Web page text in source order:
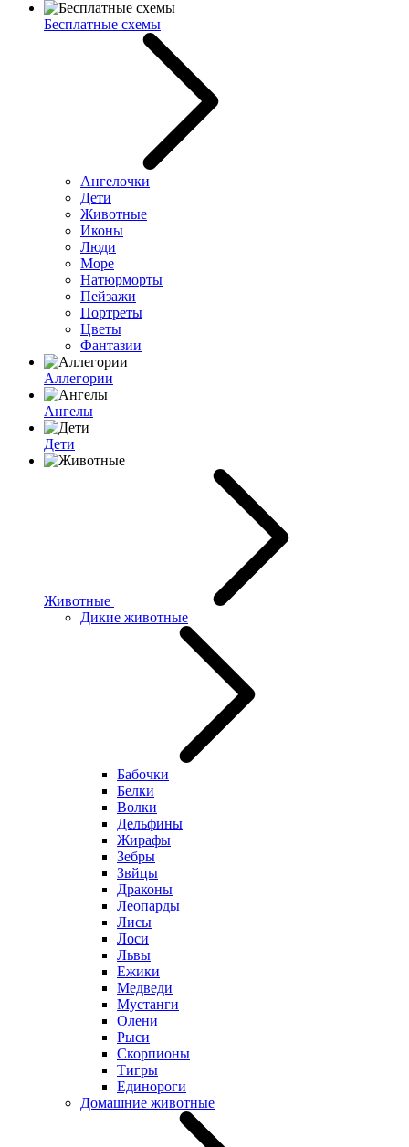
Бесплатные схемы
Ангелочки
Дети
Животные
Иконы
Люди
Море
Натюрморты
Пейзажи
Портреты
Цветы
Фантазии
Аллегории
Ангелы
Дети
Животные
Дикие животные
Бабочки
Белки
Волки
Дельфины
Жирафы
Зебры
Звйцы
Драконы
Леопарды
Лисы
Лоси
Львы
Ежики
Медведи
Мустанги
Олени
Рыси
Скорпионы
Тигры
Единороги
Домашние животные